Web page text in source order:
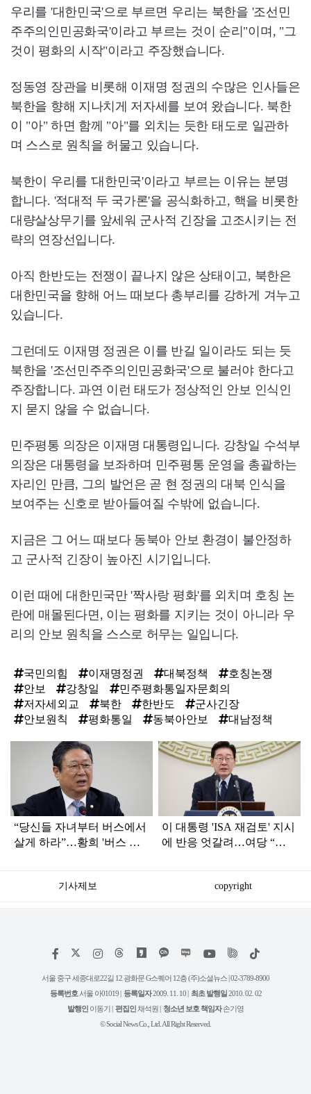
우리를 '대한민국'으로 부르면 우리는 북한을 '조선민
주주의인민공화국'이라고 부르는 것이 순리"이며, "그
것이 평화의 시작"이라고 주장했습니다.
정동영 장관을 비롯해 이재명 정권의 수많은 인사들은
북한을 향해 지나치게 저자세를 보여 왔습니다. 북한
이 "아" 하면 함께 "아"를 외치는 듯한 태도로 일관하
며 스스로 원칙을 허물고 있습니다.
북한이 우리를 '대한민국'이라고 부르는 이유는 분명
합니다. '적대적 두 국가론'을 공식화하고, 핵을 비롯한
대량살상무기를 앞세워 군사적 긴장을 고조시키는 전
략의 연장선입니다.
아직 한반도는 전쟁이 끝나지 않은 상태이고, 북한은
대한민국을 향해 어느 때보다 총부리를 강하게 겨누고
있습니다.
그런데도 이재명 정권은 이를 반길 일이라도 되는 듯
북한을 '조선민주주의인민공화국'으로 불러야 한다고
주장합니다. 과연 이런 태도가 정상적인 안보 인식인
지 묻지 않을 수 없습니다.
민주평통 의장은 이재명 대통령입니다. 강창일 수석부
의장은 대통령을 보좌하며 민주평통 운영을 총괄하는
자리인 만큼, 그의 발언은 곧 현 정권의 대북 인식을
보여주는 신호로 받아들여질 수밖에 없습니다.
지금은 그 어느 때보다 동북아 안보 환경이 불안정하
고 군사적 긴장이 높아진 시기입니다.
이런 때에 대한민국만 '짝사랑 평화'를 외치며 호칭 논
란에 매몰된다면, 이는 평화를 지키는 것이 아니라 우
리의 안보 원칙을 스스로 허무는 일입니다.
국민의힘 이재명정권 대북정책
호칭논쟁
안보
강창일
민주평화통일자문회의
저자세외교
북한 한반도
군사긴장
안보원칙
평화통일 동북아안보 대남정책
“당신들 자녀부터 버스에서
살게 하라”…황희 '버스 하
이 대통령 'ISA 재검토' 지시
에 반응 엇갈려…여당 “적
기사제보 copyright
페
스
인
타
램
위
트
유
튜
틱
서울 중구 세종대로22길 12 광화문 G스퀘어 12층 (주)소셜뉴스 | 02-3789-8900
등록번호 서울 아01019 | 등록일자2009. 11. 10 | 최초 발행일 2010. 02. 02
발행인 이동기 | 편집인 채석원 | 청소년 보호 책임자손기영
© Social News Co., Ltd. All Right Reserved.